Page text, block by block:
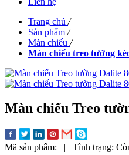
Trang chủ /
Sản phẩm /
Màn chiếu /
Màn chiếu treo tường
Màn chiếu Treo
Mã sản phẩm: | Tình trạng: